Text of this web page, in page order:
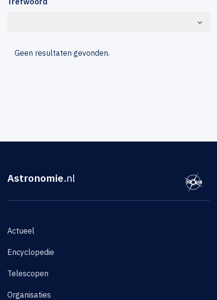
Geen resultaten gevonden.
Astronomie.nl
Actueel
Encyclopedie
Telescopen
Organisaties